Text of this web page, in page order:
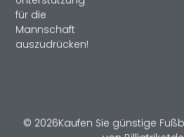
für die
Mannschaft
auszudrücken!
© 2026Kaufen Sie günstige